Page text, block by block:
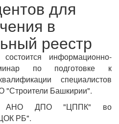
для
в
реестр
информационно-
по подготовке к
специалистов
"Строители Башкирии".
АНО ДПО "ЦППК" во
РБ".